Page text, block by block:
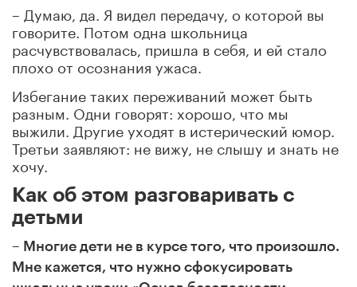
– Думаю, да. Я видел передачу, о которой вы
говорите. Потом одна школьница
расчувствовалась, пришла в себя, и ей стало
плохо от осознания ужаса.
Избегание таких переживаний может быть
разным. Одни говорят: хорошо, что мы
выжили. Другие уходят в истерический юмор.
Третьи заявляют: не вижу, не слышу и знать не
хочу.
Как об этом разговаривать с
детьми
– Многие дети не в курсе того, что произошло.
Мне кажется, что нужно сфокусировать